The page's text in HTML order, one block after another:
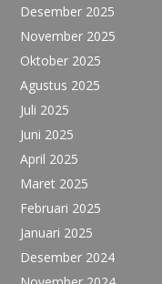
Desember 2025
November 2025
Oktober 2025
Agustus 2025
Juli 2025
Juni 2025
April 2025
Maret 2025
Februari 2025
Januari 2025
Desember 2024